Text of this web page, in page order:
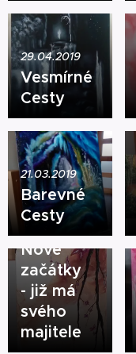
29.04.2019
Vesmírné
Cesty
21.03.2019
Barevné
Cesty
09.01.2019
Jaro,
Vesna,
Nové
začátky
- již má
svého
majitele